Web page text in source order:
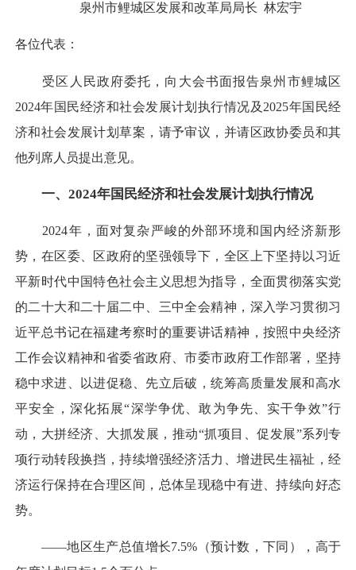
泉州市鲤城区发展和改革局局长 林宏宇
各位代表：
受区人民政府委托，向大会书面报告泉州市鲤城区
2024年国民经济和社会发展计划执行情况及2025年国民经
济和社会发展计划草案，请予审议，并请区政协委员和其
他列席人员提出意见。
一、2024年国民经济和社会发展计划执行情况
2024年，面对复杂严峻的外部环境和国内经济新形
势，在区委、区政府的坚强领导下，全区上下坚持以习近
平新时代中国特色社会主义思想为指导，全面贯彻落实党
的二十大和二十届二中、三中全会精神，深入学习贯彻习
近平总书记在福建考察时的重要讲话精神，按照中央经济
工作会议精神和省委省政府、市委市政府工作部署，坚持
稳中求进、以进促稳、先立后破，统筹高质量发展和高水
平安全，深化拓展“深学争优、敢为争先、实干争效”行
动，大拼经济、大抓发展，推动“抓项目、促发展”系列专
项行动转段换挡，持续增强经济活力、增进民生福祉，经
济运行保持在合理区间，总体呈现稳中有进、持续向好态
势。
——地区生产总值增长7.5%（预计数，下同），高于